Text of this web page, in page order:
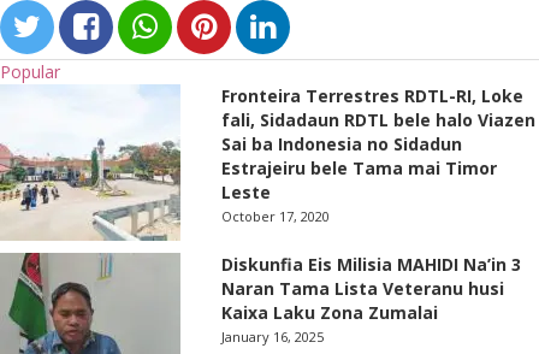
Popular
Fronteira Terrestres RDTL-RI, Loke
fali, Sidadaun RDTL bele halo Viazen
Sai ba Indonesia no Sidadun
Estrajeiru bele Tama mai Timor
Leste
October 17, 2020
Diskunfia Eis Milisia MAHIDI Na’in 3
Naran Tama Lista Veteranu husi
Kaixa Laku Zona Zumalai
January 16, 2025